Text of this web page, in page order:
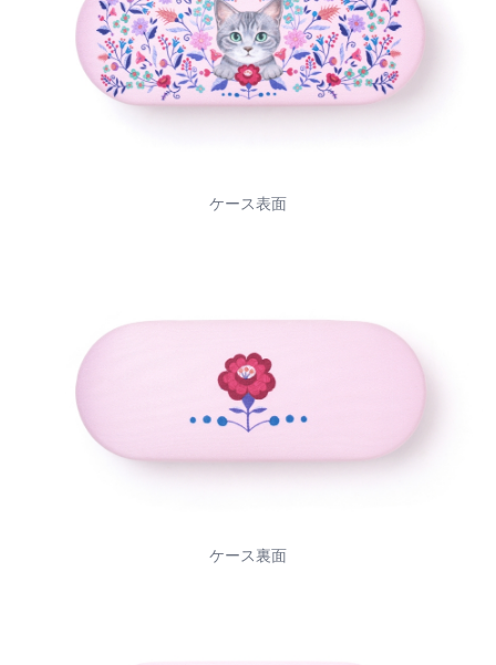
ケース表面
ケース裏面